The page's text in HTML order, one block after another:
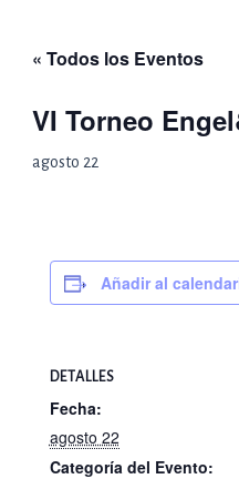
contenido« Todos los Eventos
VI Torneo
agosto 22
Añadir al
DETALLES
Fecha:
agosto 22
Categoría del Evento: